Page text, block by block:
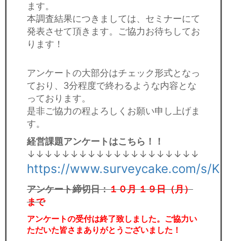
ます。
本調査結果につきましては、セミナーにて
発表させて頂きます。ご協力お待ちしてお
ります！
アンケートの大部分はチェック形式となっ
ており、3分程度で終わるような内容とな
っております。
是非ご協力の程よろしくお願い申し上げま
す。
経営課題アンケートはこちら！！
↓↓↓↓↓↓↓↓↓↓↓↓↓↓↓↓↓↓↓↓
https://www.surveycake.com/s/
アンケート締切日：１０月 １９日（月）
まで
アンケートの受付は終了致しました。ご協力い
ただいた皆さまありがとうございました！